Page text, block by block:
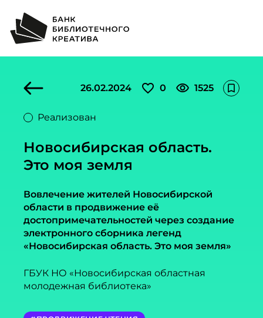
26.02.2024 favorite_outline 0 visibility 1525 bookmark_outline
Реализован
Новосибирская область.
Это моя земля
Вовлечение жителей Новосибирской
области в продвижение её
достопримечательностей через создание
электронного сборника легенд
«Новосибирская область. Это моя земля»
ГБУК НО «Новосибирская областная
молодежная библиотека»